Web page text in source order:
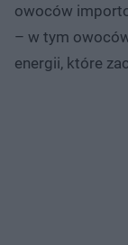
owoców
– w tym
energii, które